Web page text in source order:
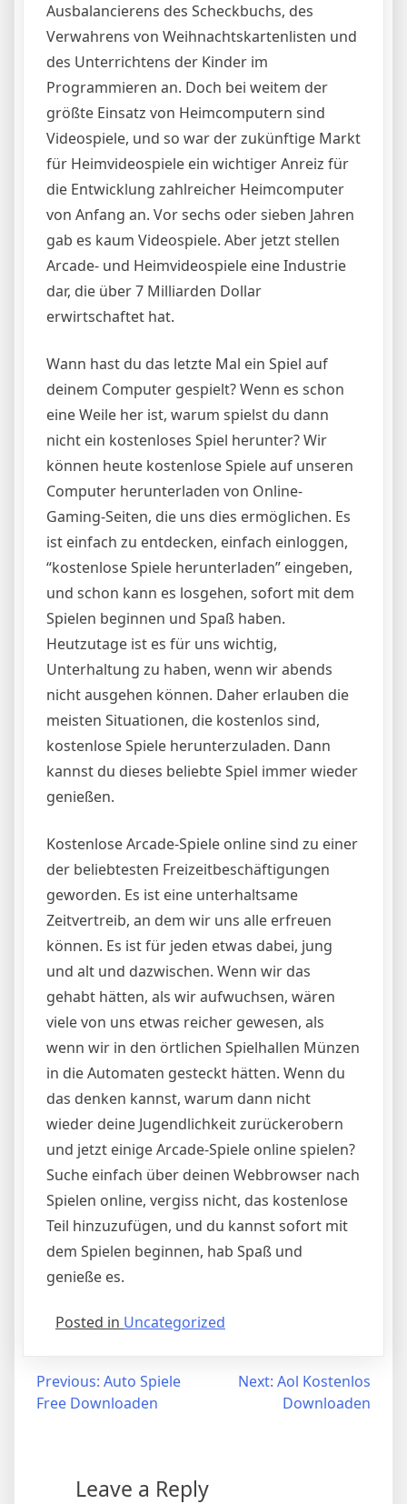
Ausbalancierens des Scheckbuchs, des
Verwahrens von Weihnachtskartenlisten und
des Unterrichtens der Kinder im
Programmieren an. Doch bei weitem der
größte Einsatz von Heimcomputern sind
Videospiele, und so war der zukünftige Markt
für Heimvideospiele ein wichtiger Anreiz für
die Entwicklung zahlreicher Heimcomputer
von Anfang an. Vor sechs oder sieben Jahren
gab es kaum Videospiele. Aber jetzt stellen
Arcade- und Heimvideospiele eine Industrie
dar, die über 7 Milliarden Dollar
erwirtschaftet hat.
Wann hast du das letzte Mal ein Spiel auf
deinem Computer gespielt? Wenn es schon
eine Weile her ist, warum spielst du dann
nicht ein kostenloses Spiel herunter? Wir
können heute kostenlose Spiele auf unseren
Computer herunterladen von Online-
Gaming-Seiten, die uns dies ermöglichen. Es
ist einfach zu entdecken, einfach einloggen,
“kostenlose Spiele herunterladen” eingeben,
und schon kann es losgehen, sofort mit dem
Spielen beginnen und Spaß haben.
Heutzutage ist es für uns wichtig,
Unterhaltung zu haben, wenn wir abends
nicht ausgehen können. Daher erlauben die
meisten Situationen, die kostenlos sind,
kostenlose Spiele herunterzuladen. Dann
kannst du dieses beliebte Spiel immer wieder
genießen.
Kostenlose Arcade-Spiele online sind zu einer
der beliebtesten Freizeitbeschäftigungen
geworden. Es ist eine unterhaltsame
Zeitvertreib, an dem wir uns alle erfreuen
können. Es ist für jeden etwas dabei, jung
und alt und dazwischen. Wenn wir das
gehabt hätten, als wir aufwuchsen, wären
viele von uns etwas reicher gewesen, als
wenn wir in den örtlichen Spielhallen Münzen
in die Automaten gesteckt hätten. Wenn du
das denken kannst, warum dann nicht
wieder deine Jugendlichkeit zurückerobern
und jetzt einige Arcade-Spiele online spielen?
Suche einfach über deinen Webbrowser nach
Spielen online, vergiss nicht, das kostenlose
Teil hinzuzufügen, und du kannst sofort mit
dem Spielen beginnen, hab Spaß und
genieße es.
Posted in Uncategorized
Post
navigation
Previous: Auto Spiele
Free Downloaden
Next: Aol Kostenlos
Downloaden
Leave a Reply